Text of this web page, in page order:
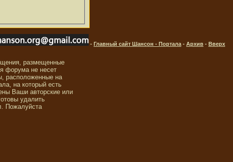
- Главный сайт Шансон - Портала - Архив - Вверх
размещенные
форума не несет
расположенные на
на который есть
Ваши авторские или
удалить
Пожалуйста